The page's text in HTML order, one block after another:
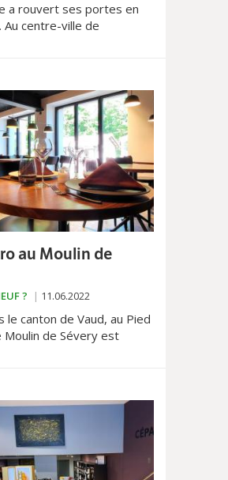
a rouvert ses portes en
Au centre-ville de
au Moulin de
? 11.06.2022
le canton de Vaud, au Pied
Moulin de Sévery est
ses portes du lundi au
propose en vente directe
à l’épicerie fine, le
Moulin.